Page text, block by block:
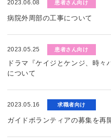
2023.06.08 患者さん向け
病院外周部の工事について
2023.05.25 患者さん向け
ドラマ『ケイジとケンジ、時々
について
2023.05.16 求職者向け
ガイドボランティアの募集を再